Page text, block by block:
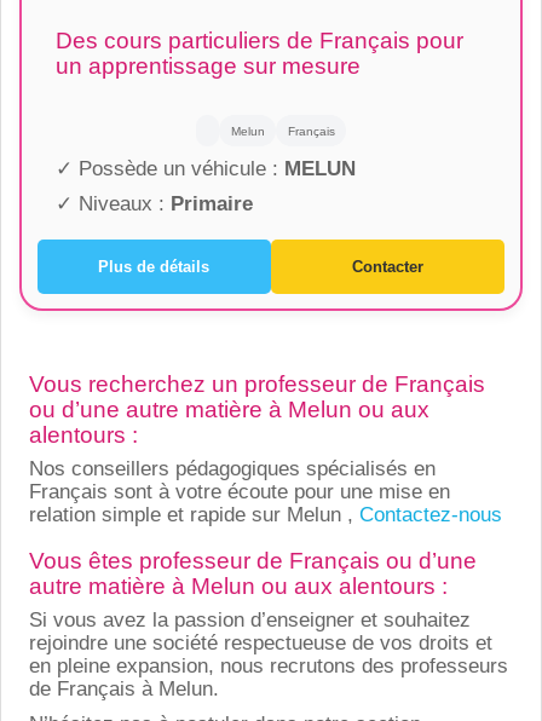
Des cours particuliers de Français pour
un apprentissage sur mesure
Melun Français
✓ Possède un véhicule : MELUN
✓ Niveaux : Primaire
Plus de détails Contacter
Vous recherchez un professeur de Français
ou d’une autre matière à Melun ou aux
alentours :
Nos conseillers pédagogiques spécialisés en
Français sont à votre écoute pour une mise en
relation simple et rapide sur Melun , Contactez-nous
Vous êtes professeur de Français ou d’une
autre matière à Melun ou aux alentours :
Si vous avez la passion d’enseigner et souhaitez
rejoindre une société respectueuse de vos droits et
en pleine expansion, nous recrutons des professeurs
de Français à Melun.